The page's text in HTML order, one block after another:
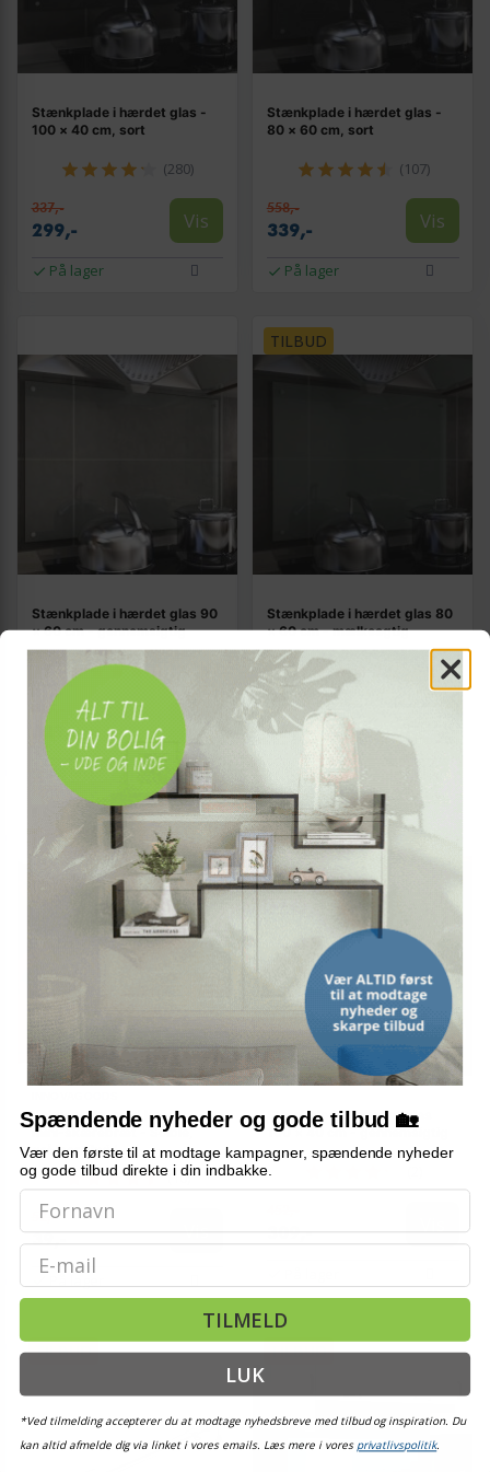
Stænkplade i hærdet glas -
100 × 40 cm, sort
(280)
337,-
299,- Vis
På lager
Stænkplade i hærdet glas -
80 × 60 cm, sort
(107)
558,-
339,- Vis
På lager
Stænkplade i hærdet glas 90
× 60 cm - gennemsigtig
437,-
329,- Vis
På lager
TILBUD
Stænkplade i hærdet glas 80
× 60 cm - mælkeagtig
534,-
389,-
På lager
TILBUD
Køkkensaks med kniv og
mini-skærebræt - Scible,
grå/sort/hvid
(10)
52,-
39,- Vis
TILBUD
Stænkplade i hærdet glas
100 × 40 cm - gennemsigtig
309,-
TILBUD TILBUD
Spændende nyheder og gode tilbud 🏡
Vær den første til at modtage kampagner, spændende nyheder
og gode tilbud direkte i din indbakke.
Email
TILMELD
LUK
*Ved tilmelding accepterer du at modtage nyhedsbreve med tilbud og inspiration. Du
kan altid afmelde dig via linket i vores emails. Læs mere i vores privatlivspolitik.